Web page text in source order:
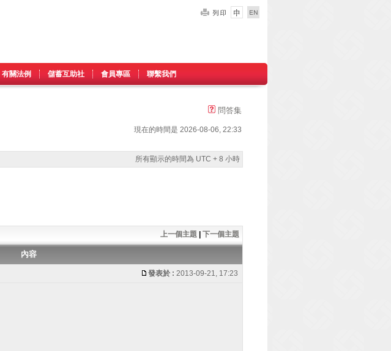
有關法例 儲蓄互助社 會員專區 聯繫我們
問答集
現在的時間是 2026-08-06, 22:33
所有顯示的時間為 UTC + 8 小時
上一個主題 下一個主題
內容
發表於 : 2013-09-21, 17:23